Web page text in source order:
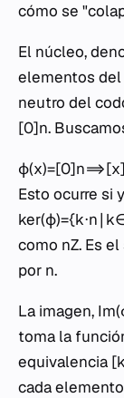
cómo se
El núcleo,
elementos del
neutro del
[0]n​.
Esto ocurre si
como nZ. Es
por n.
La imagen,
toma la
equivalencia
cada